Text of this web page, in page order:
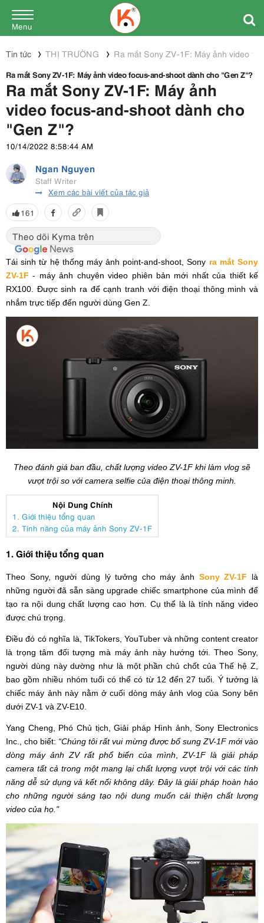
Menu
Tin tức THỊ TRƯỜNG
Ra mắt Sony ZV-1F: Máy ảnh video
Ra mắt Sony ZV-1F: Máy ảnh video focus-and-shoot dành cho "Gen Z"?
Ra mắt Sony ZV-1F: Máy ảnh
video focus-and-shoot dành cho
"Gen Z"?
10/14/2022 8:58:44 AM
Ngan Nguyen
Staff Writer
Xem các bài viết của tác giả
161
Theo dõi Kyma trên
Tái sinh từ hệ thống máy ảnh point-and-shoot, Sony ra mắt Sony
ZV-1F - máy ảnh chuyên video phiên bản mới nhất của thiết kế
RX100. Được sinh ra để cạnh tranh với điện thoại thông minh và
nhắm trực tiếp đến người dùng Gen Z.
Theo đánh giá ban đầu, chất lượng video ZV-1F khi làm vlog sẽ
vượt trội so với camera selfie của điện thoại thông minh.
Nội Dung Chính
1. Giới thiệu tổng quan
2. Tính năng của máy ảnh Sony ZV-1F
1. Giới thiệu tổng quan
Theo Sony, người dùng lý tưởng cho máy ảnh Sony ZV-1F là
những người đã sẵn sàng upgrade chiếc smartphone của mình để
tạo ra nội dung chất lượng cao hơn. Cụ thể là là tính năng video
được chú trọng.
Điều đó có nghĩa là, TikTokers, YouTuber và những content creator
là trọng tâm đối tượng mà máy ảnh này hướng tới. Theo Sony,
người dùng này dường như là một phần chủ chốt của Thế hệ Z,
bao gồm nhiều nhóm tuổi có thể có từ 12 đến 27 tuổi. Ý tưởng là
chiếc máy ảnh này nằm ở cuối dòng máy ảnh vlog của Sony bên
dưới ZV-1 và ZV-E10.
Yang Cheng, Phó Chủ tịch, Giải pháp Hình ảnh, Sony Electronics
Inc., cho biết: “Chúng tôi rất vui mừng được bổ sung ZV-1F mới vào
dòng máy ảnh ZV rất phổ biến của mình
ZV-1F là giải pháp
camera tất cả trong một mang lại chất lượng vượt trội với các tính
năng dễ sử dụng và kết nối không dây. Đây là giải pháp hoàn hảo
cho những người sáng tạo nội dung muốn cải thiện chất lượng
video của họ."